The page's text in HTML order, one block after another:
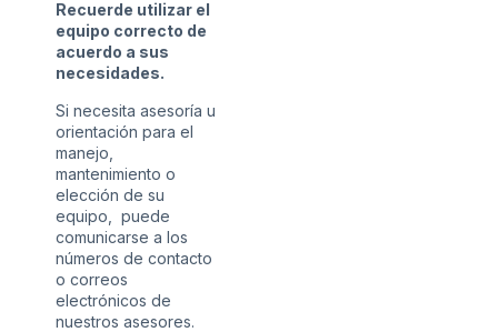
Recuerde utilizar el
equipo correcto de
acuerdo a sus
necesidades.
Si necesita asesoría u
orientación para el
manejo,
mantenimiento o
elección de su
equipo, puede
comunicarse a los
números de contacto
o correos
electrónicos de
nuestros asesores.